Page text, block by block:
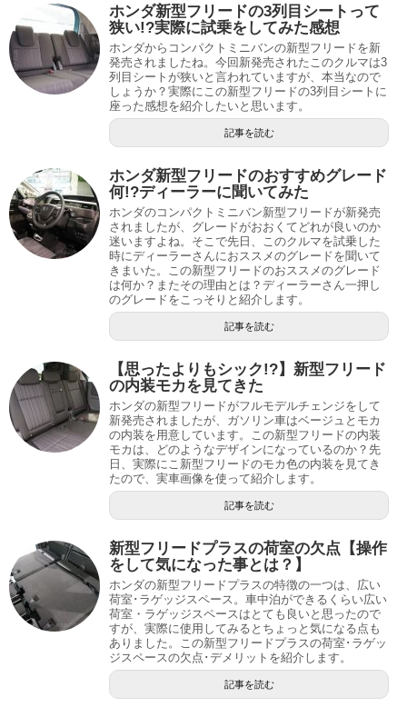
ホンダ新型フリードの3列目シートって
狭い!?実際に試乗をしてみた感想
ホンダからコンパクトミニバンの新型フリードを新
発売されましたね。今回新発売されたこのクルマは3
列目シートが狭いと言われていますが、本当なので
しょうか？実際にこの新型フリードの3列目シートに
座った感想を紹介したいと思います。
記事を読む
ホンダ新型フリードのおすすめグレード
何!?ディーラーに聞いてみた
ホンダのコンパクトミニバン新型フリードが新発売
されましたが、グレードがおおくてどれが良いのか
迷いますよね。そこで先日、このクルマを試乗した
時にディーラーさんにおススメのグレードを聞いて
きまいた。この新型フリードのおススメのグレード
は何か？またその理由とは？ディーラーさん一押し
のグレードをこっそりと紹介します。
記事を読む
【思ったよりもシック!?】新型フリード
の内装モカを見てきた
ホンダの新型フリードがフルモデルチェンジをして
新発売されましたが、ガソリン車はベージュとモカ
の内装を用意しています。この新型フリードの内装
モカは、どのようなデザインになっているのか？先
日、実際にこ新型フリードのモカ色の内装を見てき
たので、実車画像を使って紹介します。
記事を読む
新型フリードプラスの荷室の欠点【操作
をして気になった事とは？】
ホンダの新型フリードプラスの特徴の一つは、広い
荷室･ラゲッジスペース。車中泊ができるくらい広い
荷室・ラゲッジスペースはとても良いと思ったので
すが、実際に使用してみるとちょっと気になる点も
ありました。この新型フリードプラスの荷室･ラゲッ
ジスペースの欠点･デメリットを紹介します。
記事を読む